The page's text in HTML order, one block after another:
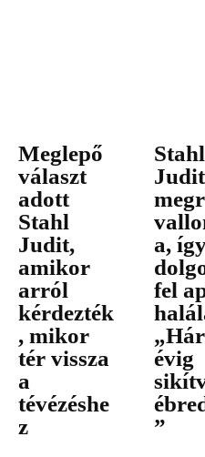
Meglepő
választ
adott
Stahl
Judit,
amikor
arról
kérdezték
, mikor
tér vissza
a
tévézéshe
z
Stahl
Judit
a,
fel
évig
”